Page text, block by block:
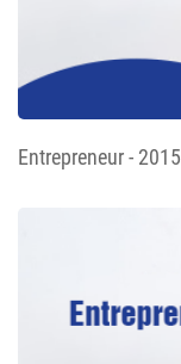
Entrepreneur - 2015